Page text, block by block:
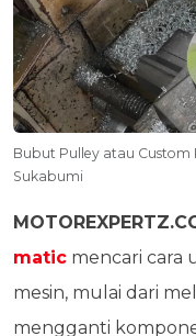
Bubut Pulley atau Custom
Sukabumi
matic mencari cara
mesin, mulai dari
mengganti